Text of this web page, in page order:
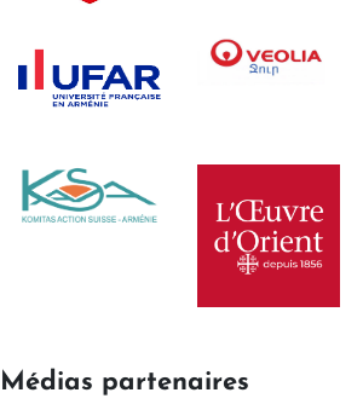
Médias partenaires